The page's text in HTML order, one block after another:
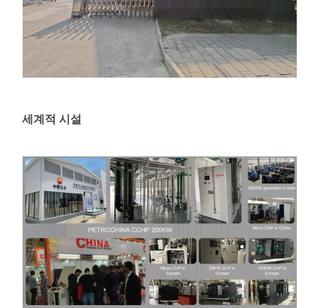
세계적 시설